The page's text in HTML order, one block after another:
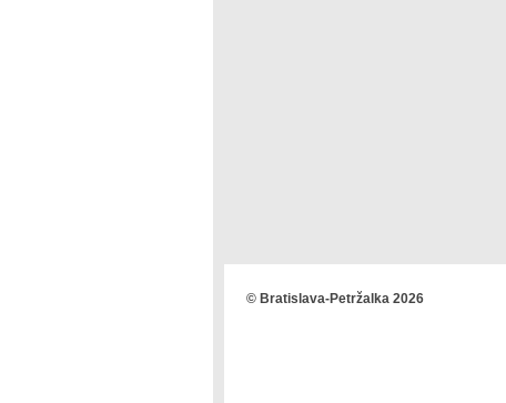
© Bratislava-Petržalka 2026